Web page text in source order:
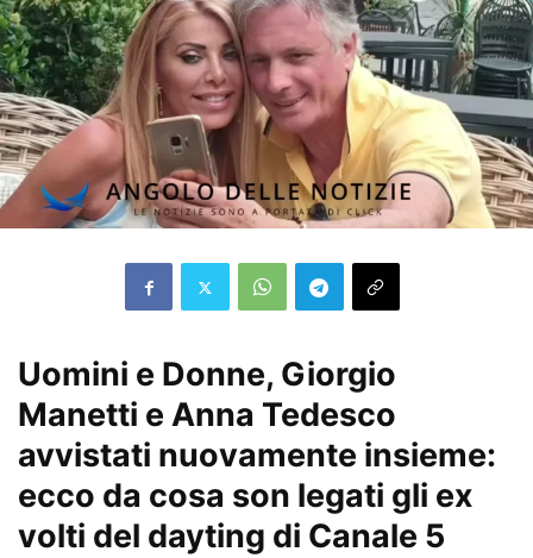
Uomini e Donne, Giorgio
Manetti e Anna Tedesco
avvistati nuovamente insieme:
ecco da cosa son legati gli ex
volti del dayting di Canale 5